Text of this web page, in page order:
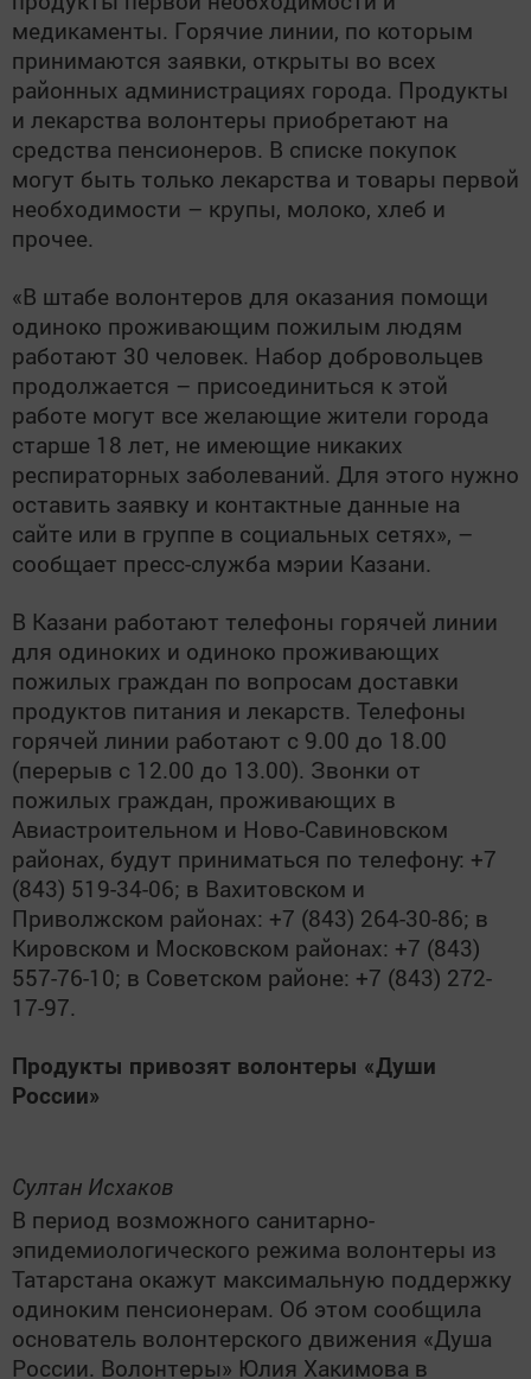
медикаменты. Горячие линии, по которым
принимаются заявки, открыты во всех
районных администрациях города. Продукты
и лекарства волонтеры приобретают на
средства пенсионеров. В списке покупок
могут быть только лекарства и товары первой
необходимости – крупы, молоко, хлеб и
прочее.
«В штабе волонтеров для оказания помощи
одиноко проживающим пожилым людям
работают 30 человек. Набор добровольцев
продолжается – присоединиться к этой
работе могут все желающие жители города
старше 18 лет, не имеющие никаких
респираторных заболеваний. Для этого нужно
оставить заявку и контактные данные на
сайте или в группе в социальных сетях», –
сообщает пресс-служба мэрии Казани.
В Казани работают телефоны горячей линии
для одиноких и одиноко проживающих
пожилых граждан по вопросам доставки
продуктов питания и лекарств. Телефоны
горячей линии работают с 9.00 до 18.00
(перерыв с 12.00 до 13.00). Звонки от
пожилых граждан, проживающих в
Авиастроительном и Ново-Савиновском
районах, будут приниматься по телефону: +7
(843) 519-34-06; в Вахитовском и
Приволжском районах: +7 (843) 264-30-86; в
Кировском и Московском районах: +7 (843)
557-76-10; в Советском районе: +7 (843) 272-
17-97.
Продукты привозят волонтеры «Души
России»
Султан Исхаков
В период возможного санитарно-
эпидемиологического режима волонтеры из
Татарстана окажут максимальную поддержку
одиноким пенсионерам. Об этом сообщила
основатель волонтерского движения «Душа
России. Волонтеры» Юлия Хакимова в